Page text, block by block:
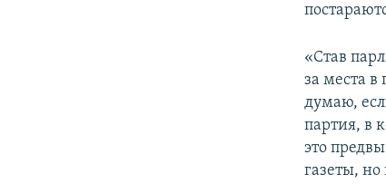
«Став
за места
думаю,
партия, в
это
газеты,